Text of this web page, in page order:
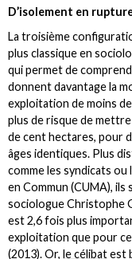
D’isolement en
La troisième
plus classique en
qui permet de
donnent davantage la
exploitation de moins
plus de risque de
de cent hectares, pour
âges identiques. Plus
comme les syndicats
en Commun (CUMA),
sociologue Christophe
est 2,6 fois plus
exploitation que pour
(2013). Or, le célibatest